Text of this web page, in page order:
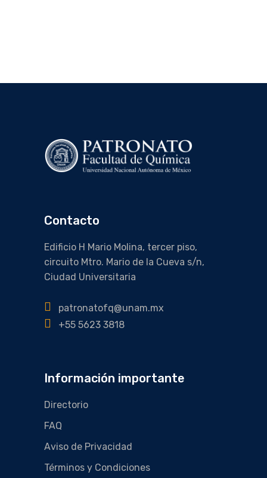
Contacto
Edificio H Mario Molina, tercer piso,
circuito Mtro. Mario de la Cueva s/n,
Ciudad Universitaria
patronatofq@unam.mx
+55 5623 3818
Información importante
Directorio
FAQ
Aviso de Privacidad
Términos y Condiciones